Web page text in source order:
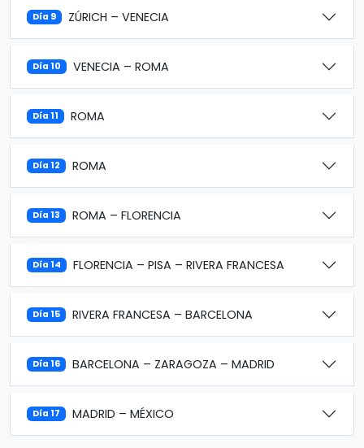
Día 9 ZÚRICH – VENECIA
Día 10 VENECIA – ROMA
Día 11 ROMA
Día 12 ROMA
Día 13 ROMA – FLORENCIA
Día 14 FLORENCIA – PISA – RIVERA FRANCESA
Día 15 RIVERA FRANCESA – BARCELONA
Día 16 BARCELONA – ZARAGOZA – MADRID
Día 17 MADRID – MÉXICO